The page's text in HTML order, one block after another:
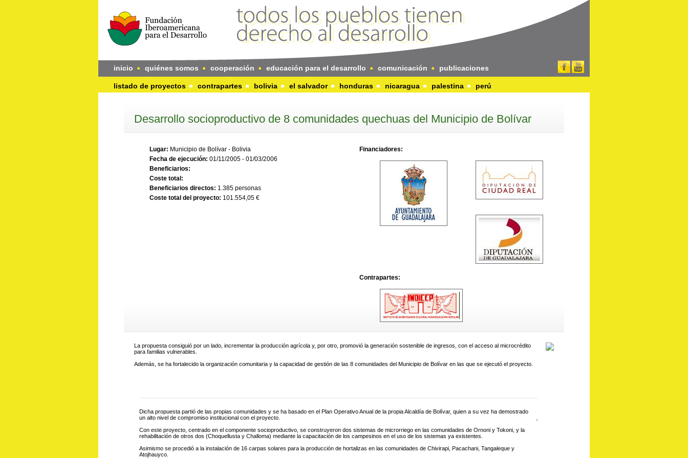
inicio quiénes somos cooperación educación para el desarrollo comunicación publicaciones
listado de proyectos contrapartes bolivia el salvador honduras nicaragua palestina perú
Desarrollo socioproductivo de 8 comunidades quechuas del Municipio de Bolívar
Lugar: Municipio de Bolívar - Bolivia
Fecha de ejecución: 01/11/2005 - 01/03/2006
Beneficiarios:
Coste total:
Beneficiarios directos: 1.385 personas
Coste total del proyecto: 101.554,05 €
Financiadores:
Contrapartes:
La propuesta consiguió por un lado, incrementar la producción agrícola y, por otro, promovió la generación sostenible de ingresos, con el acceso al microcrédito
para familias vulnerables.
Además, se ha fortalecido la organización comunitaria y la capacidad de gestión de las 8 comunidades del Municipio de Bolívar en las que se ejecutó el proyecto.
-
Dicha propuesta partió de las propias comunidades y se ha basado en el Plan Operativo Anual de la propia Alcaldía de Bolívar, quien a su vez ha demostrado
un alto nivel de compromiso institucional con el proyecto.
Con este proyecto, centrado en el componente socioproductivo, se construyeron dos sistemas de microrriego en las comunidades de Ornoni y Tokoni, y la
rehabilitación de otros dos (Choquellusta y Challoma) mediante la capacitación de los campesinos en el uso de los sistemas ya existentes.
Asimismo se procedió a la instalación de 16 carpas solares para la producción de hortalizas en las comunidades de Chivirapi, Pacachani, Tangaleque y
Atojhauyco.